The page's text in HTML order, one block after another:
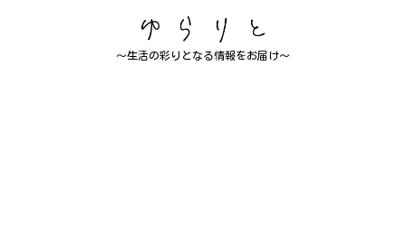
～生活の彩りとなる情報をお届け～